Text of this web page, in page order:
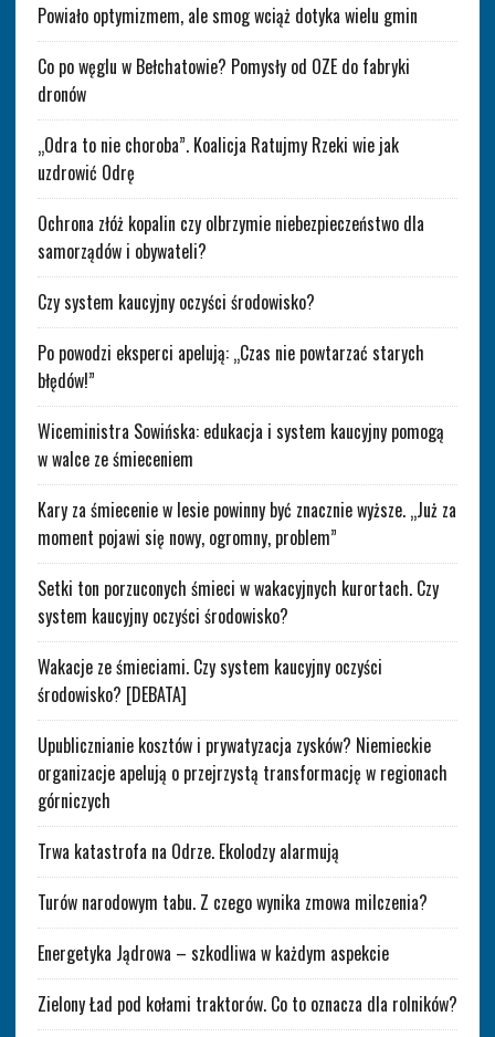
Powiało optymizmem, ale smog wciąż dotyka wielu gmin
Co po węglu w Bełchatowie? Pomysły od OZE do fabryki
dronów
„Odra to nie choroba”. Koalicja Ratujmy Rzeki wie jak
uzdrowić Odrę
Ochrona złóż kopalin czy olbrzymie niebezpieczeństwo dla
samorządów i obywateli?
Czy system kaucyjny oczyści środowisko?
Po powodzi eksperci apelują: „Czas nie powtarzać starych
błędów!”
Wiceministra Sowińska: edukacja i system kaucyjny pomogą
w walce ze śmieceniem
Kary za śmiecenie w lesie powinny być znacznie wyższe. „Już za
moment pojawi się nowy, ogromny, problem”
Setki ton porzuconych śmieci w wakacyjnych kurortach. Czy
system kaucyjny oczyści środowisko?
Wakacje ze śmieciami. Czy system kaucyjny oczyści
środowisko? [DEBATA]
Upublicznianie kosztów i prywatyzacja zysków? Niemieckie
organizacje apelują o przejrzystą transformację w regionach
górniczych
Trwa katastrofa na Odrze. Ekolodzy alarmują
Turów narodowym tabu. Z czego wynika zmowa milczenia?
Energetyka Jądrowa – szkodliwa w każdym aspekcie
Zielony Ład pod kołami traktorów. Co to oznacza dla rolników?